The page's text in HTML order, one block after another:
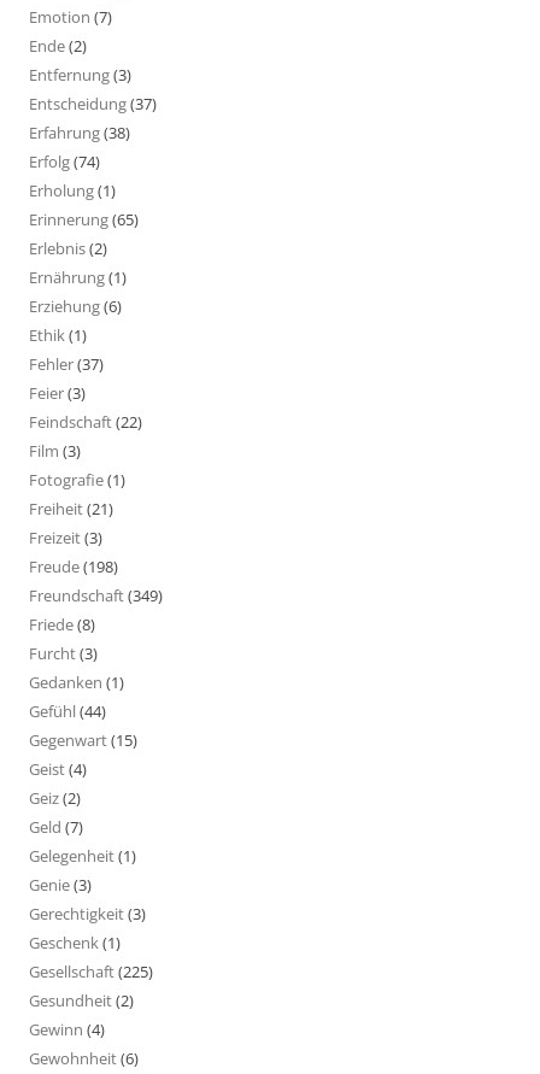
Emotion (7)
Ende(2)
Entfernung(3)
Entscheidung(37)
Erfahrung(38)
Erfolg(74)
Erholung(1)
Erinnerung(65)
Erlebnis(2)
Ernährung(1)
Erziehung(6)
Ethik(1)
Fehler(37)
Feier(3)
Feindschaft(22)
Film (3)
Fotografie(1)
Freiheit(21)
Freizeit(3)
Freude(198)
Freundschaft(349)
Friede(8)
Furcht(3)
Gedanken (1)
Gefühl(44)
Gegenwart(15)
Geist(4)
Geiz(2)
Geld (7)
Gelegenheit(1)
Genie(3)
Gerechtigkeit(3)
Geschenk(1)
Gesellschaft(225)
Gesundheit(2)
Gewinn (4)
Gewohnheit(6)